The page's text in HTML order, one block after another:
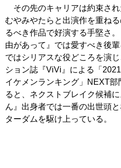
その先のキャリアは約束され
むやみやたらと出演作を重ね
るべき作品で好演する手堅さ
由があって』では愛すべき後輩
ではシリアスな役どころを演
ション誌『ViVi』による「
イケメンランキング」NEXT部
ると、ネクストブレイク候補に
ん』出身者では一番の出世頭
ターダムを駆け上っている。